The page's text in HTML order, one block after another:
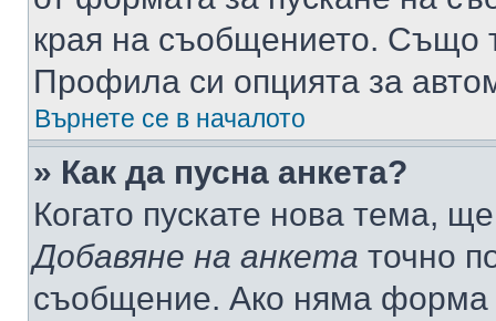
края на съобщението. Също
Профила си опцията за
Върнете се в началото
» Как да пусна анкета?
Когато пускате нова тема,
Добавяне на анкета точно
съобщение. Ако няма форма